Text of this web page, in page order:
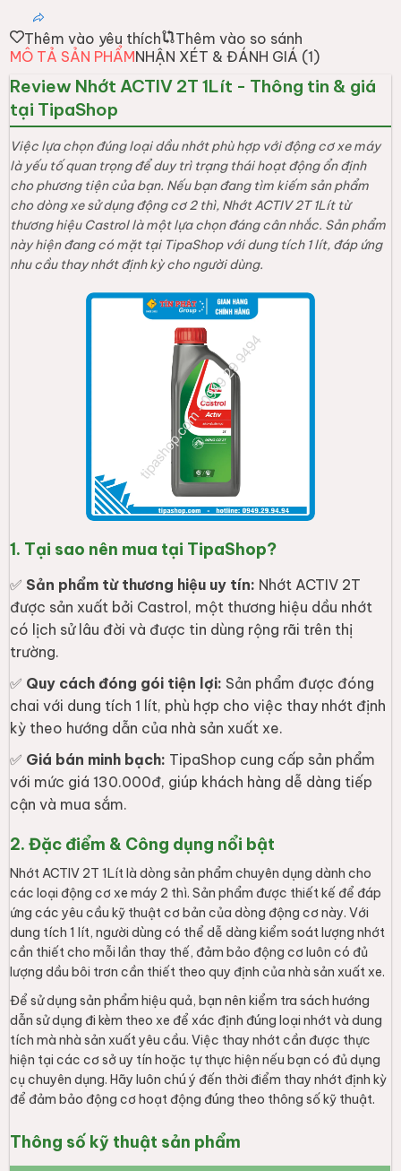
Thêm vào yêu thích
Thêm vào so sánh
MÔ TẢ SẢN PHẨMNHẬN XÉT & ĐÁNH GIÁ (1)
Review Nhớt ACTIV 2T 1Lít - Thông tin & giá
tại TipaShop
Việc lựa chọn đúng loại dầu nhớt phù hợp với động cơ xe máy
là yếu tố quan trọng để duy trì trạng thái hoạt động ổn định
cho phương tiện của bạn. Nếu bạn đang tìm kiếm sản phẩm
cho dòng xe sử dụng động cơ 2 thì, Nhớt ACTIV 2T 1Lít từ
thương hiệu Castrol là một lựa chọn đáng cân nhắc. Sản phẩm
này hiện đang có mặt tại TipaShop với dung tích 1 lít, đáp ứng
nhu cầu thay nhớt định kỳ cho người dùng.
1. Tại sao nên mua tại TipaShop?
✅ Sản phẩm từ thương hiệu uy tín: Nhớt ACTIV 2T
được sản xuất bởi Castrol, một thương hiệu dầu nhớt
có lịch sử lâu đời và được tin dùng rộng rãi trên thị
trường.
✅ Quy cách đóng gói tiện lợi: Sản phẩm được đóng
chai với dung tích 1 lít, phù hợp cho việc thay nhớt định
kỳ theo hướng dẫn của nhà sản xuất xe.
✅ Giá bán minh bạch: TipaShop cung cấp sản phẩm
với mức giá 130.000đ, giúp khách hàng dễ dàng tiếp
cận và mua sắm.
2. Đặc điểm & Công dụng nổi bật
Nhớt ACTIV 2T 1Lít là dòng sản phẩm chuyên dụng dành cho
các loại động cơ xe máy 2 thì. Sản phẩm được thiết kế để đáp
ứng các yêu cầu kỹ thuật cơ bản của dòng động cơ này. Với
dung tích 1 lít, người dùng có thể dễ dàng kiểm soát lượng nhớt
cần thiết cho mỗi lần thay thế, đảm bảo động cơ luôn có đủ
lượng dầu bôi trơn cần thiết theo quy định của nhà sản xuất xe.
Để sử dụng sản phẩm hiệu quả, bạn nên kiểm tra sách hướng
dẫn sử dụng đi kèm theo xe để xác định đúng loại nhớt và dung
tích mà nhà sản xuất yêu cầu. Việc thay nhớt cần được thực
hiện tại các cơ sở uy tín hoặc tự thực hiện nếu bạn có đủ dụng
cụ chuyên dụng. Hãy luôn chú ý đến thời điểm thay nhớt định kỳ
để đảm bảo động cơ hoạt động đúng theo thông số kỹ thuật.
Thông số kỹ thuật sản phẩm